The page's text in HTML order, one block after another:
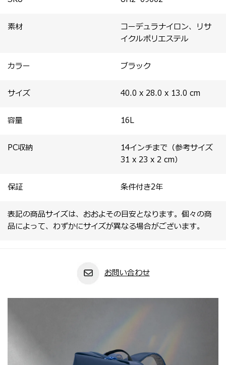
素材
コーデュラナイロン、リサ
イクルポリエステル
カラー ブラック
サイズ 40.0 x 28.0 x 13.0 cm
容量 16L
PC収納
14インチまで（参考サイズ
31 x 23 x 2 cm）
保証 条件付き2年
表記の商品サイズは、おおよその目安となります。個々の商
品によって、わずかにサイズが異なる場合がございます。
お問い合わせ